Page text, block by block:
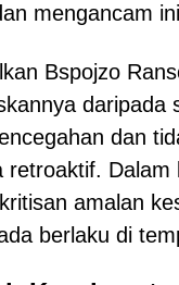
mengancam
Bspojzo
daripada
dan
retroaktif.
amalan
berlaku di